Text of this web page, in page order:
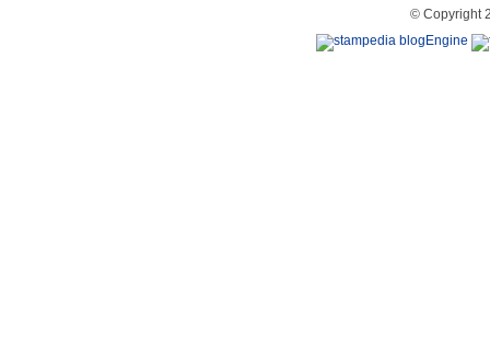
© Copyright